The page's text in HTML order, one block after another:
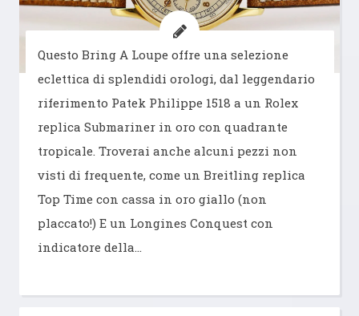
Questo Bring A Loupe offre una selezione
eclettica di splendidi orologi, dal leggendario
riferimento Patek Philippe 1518 a un Rolex
replica Submariner in oro con quadrante
tropicale. Troverai anche alcuni pezzi non
visti di frequente, come un Breitling replica
Top Time con cassa in oro giallo (non
placcato!) E un Longines Conquest con
indicatore della…